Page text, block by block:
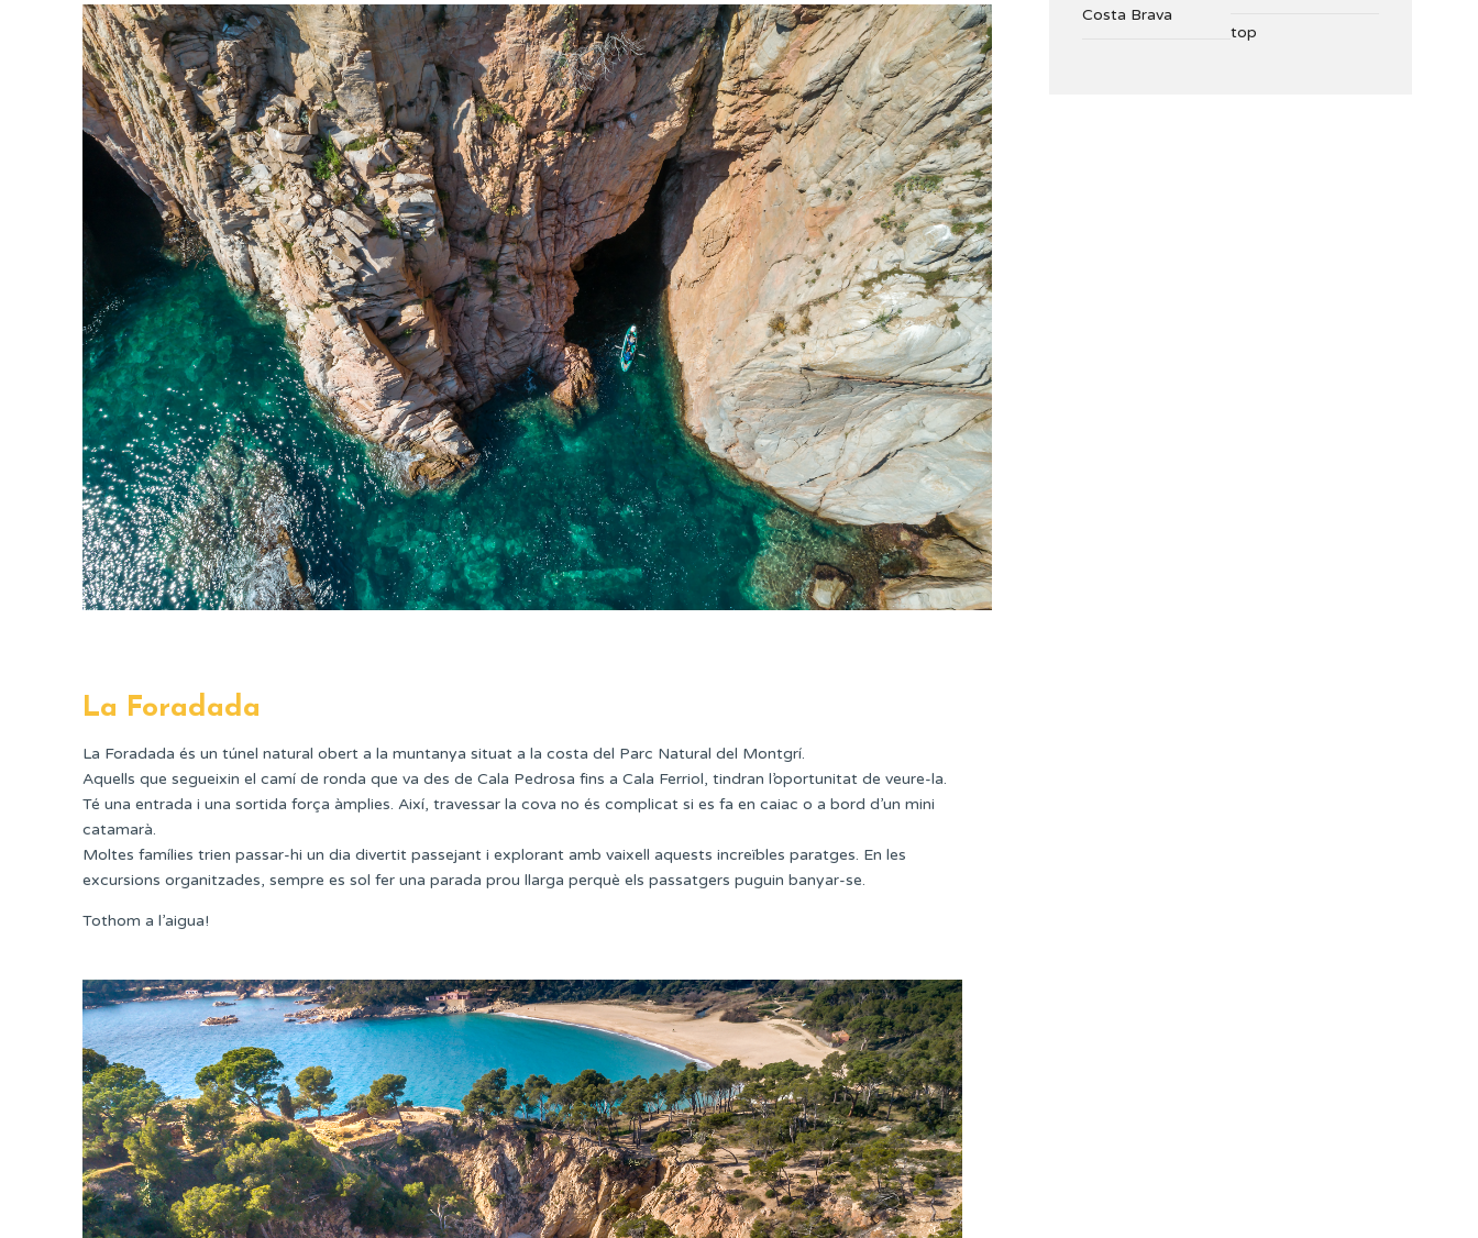
La Foradada
La Foradada és un túnel natural obert a la muntanya situat a la costa del Parc Natural del Montgrí.
Aquells que segueixin el camí de ronda que va des de Cala Pedrosa fins a Cala Ferriol, tindran l’oportunitat de veure-la.
Té una entrada i una sortida força àmplies. Així, travessar la cova no és complicat si es fa en caiac o a bord d’un mini
catamarà.
Moltes famílies trien passar-hi un dia divertit passejant i explorant amb vaixell aquests increïbles paratges. En les
excursions organitzades, sempre es sol fer una parada prou llarga perquè els passatgers puguin banyar-se.
Tothom a l’aigua!
Costa Brava
top